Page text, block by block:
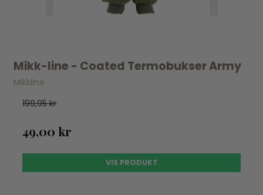
Mikk-line - Coated Termobukser Army
Mikkline
199,95 kr
49,00 kr
VIS PRODUKT